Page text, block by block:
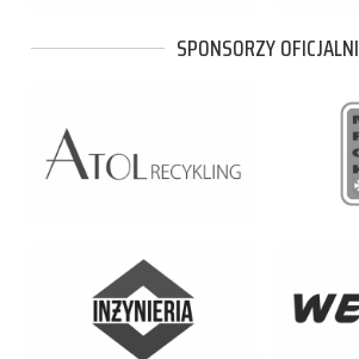
SPONSORZY OFICJALNI